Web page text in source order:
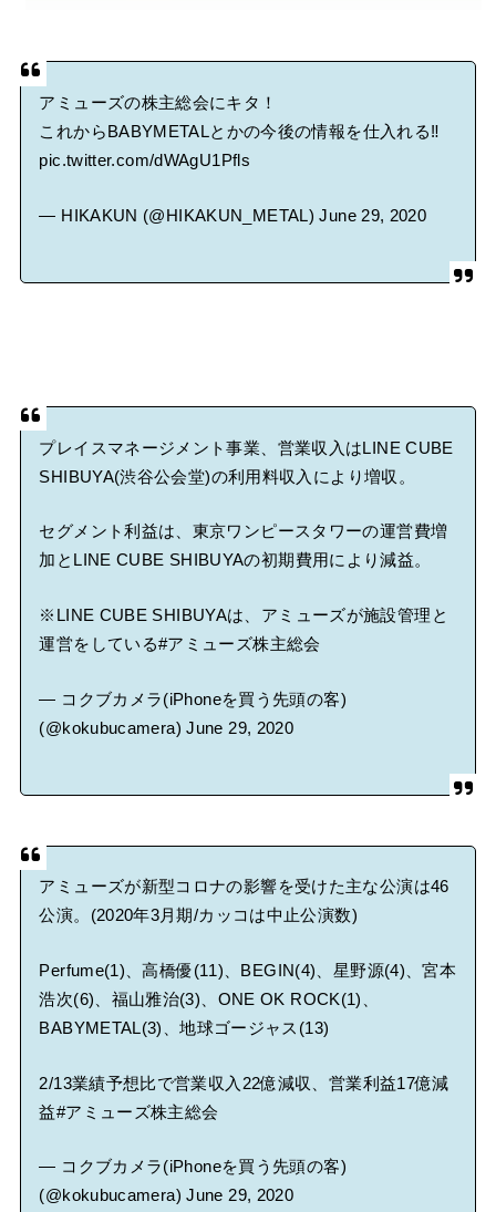
アミューズの株主総会にキタ！
これからBABYMETALとかの今後の情報を仕入れる‼︎
pic.twitter.com/dWAgU1Pfls
— HIKAKUN (@HIKAKUN_METAL)June 29, 2020
プレイスマネージメント事業、営業収入はLINE CUBE
SHIBUYA(渋谷公会堂)の利用料収入により増収。
セグメント利益は、東京ワンピースタワーの運営費増
加とLINE CUBE SHIBUYAの初期費用により減益。
※LINE CUBE SHIBUYAは、アミューズが施設管理と
運営をしている#アミューズ株主総会
— コクブカメラ(iPhoneを買う先頭の客)
(@kokubucamera)June 29, 2020
アミューズが新型コロナの影響を受けた主な公演は46
公演。(2020年3月期/カッコは中止公演数)
Perfume(1)、高橋優(11)、BEGIN(4)、星野源(4)、宮本
浩次(6)、福山雅治(3)、ONE OK ROCK(1)、
BABYMETAL(3)、地球ゴージャス(13)
2/13業績予想比で営業収入22億減収、営業利益17億減
益#アミューズ株主総会
— コクブカメラ(iPhoneを買う先頭の客)
(@kokubucamera)June 29, 2020